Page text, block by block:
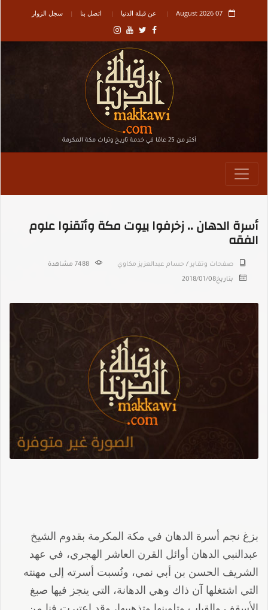
07 August 2026 عن قبلة الدنيا اتصل بنا سجل الزوار
أكثر من 25 عامًا في خدمة تاريـخ وتراث مكة المكرمة
أسرة الدهان .. زخرفوا بيوت مكة وأتقنوا علوم
الفقه
صفحات وتقاير / حسام عبدالعزيز مكاوي 7488 مشاهدة
بتاريخ2018/01/08
بزغ نجم أسرة الدهان في مكة المكرمة بقدوم الشيخ
عبدالنبي الدهان أوائل القرن العاشر الهجري، في عهد
الشريف الحسن بن أبي نمي، ونُسبت أسرته إلى مهنته
التي اشتغلها آن ذاك وهي الدهانة، التي ينجز فيها صبغ